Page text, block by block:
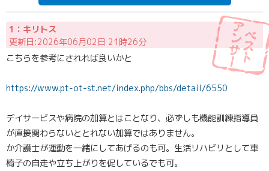
1：キリトス
更新日:2026年06月02日 21時26分
こちらを参考にされれば良いかと
https://www.pt-ot-st.net/index.php/bbs/detail/6550
デイサービスや病院の加算とはことなり、必ずしも機能訓練指導員
が直接関わらないととれない加算ではありません。
か介護士が運動を一緒にしてあげるのも可。生活リハビリとして車
椅子の自走や立ち上がりを促しているでも可。